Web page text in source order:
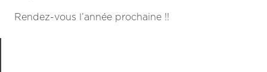
Rendez-vous l’année prochaine !!